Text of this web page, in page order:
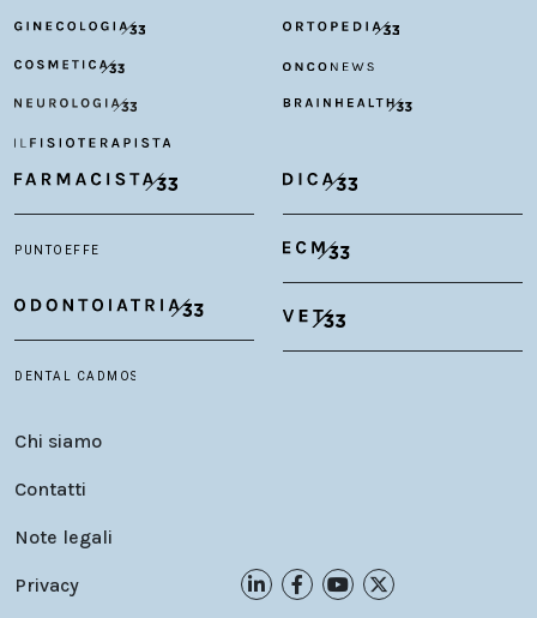
Chi siamo
Contatti
Note legali
Privacy